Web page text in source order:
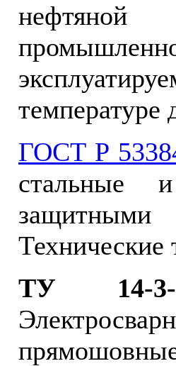
температуре
ГОСТ Р
стальные
Технические
ТУ 14-3-